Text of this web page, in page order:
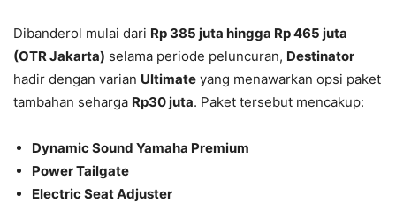
Dibanderol mulai dari Rp 385 juta hingga Rp 465 juta
(OTR Jakarta) selama periode peluncuran, Destinator
hadir dengan varian Ultimate yang menawarkan opsi paket
tambahan seharga Rp30 juta. Paket tersebut mencakup:
Dynamic Sound Yamaha Premium
Power Tailgate
Electric Seat Adjuster